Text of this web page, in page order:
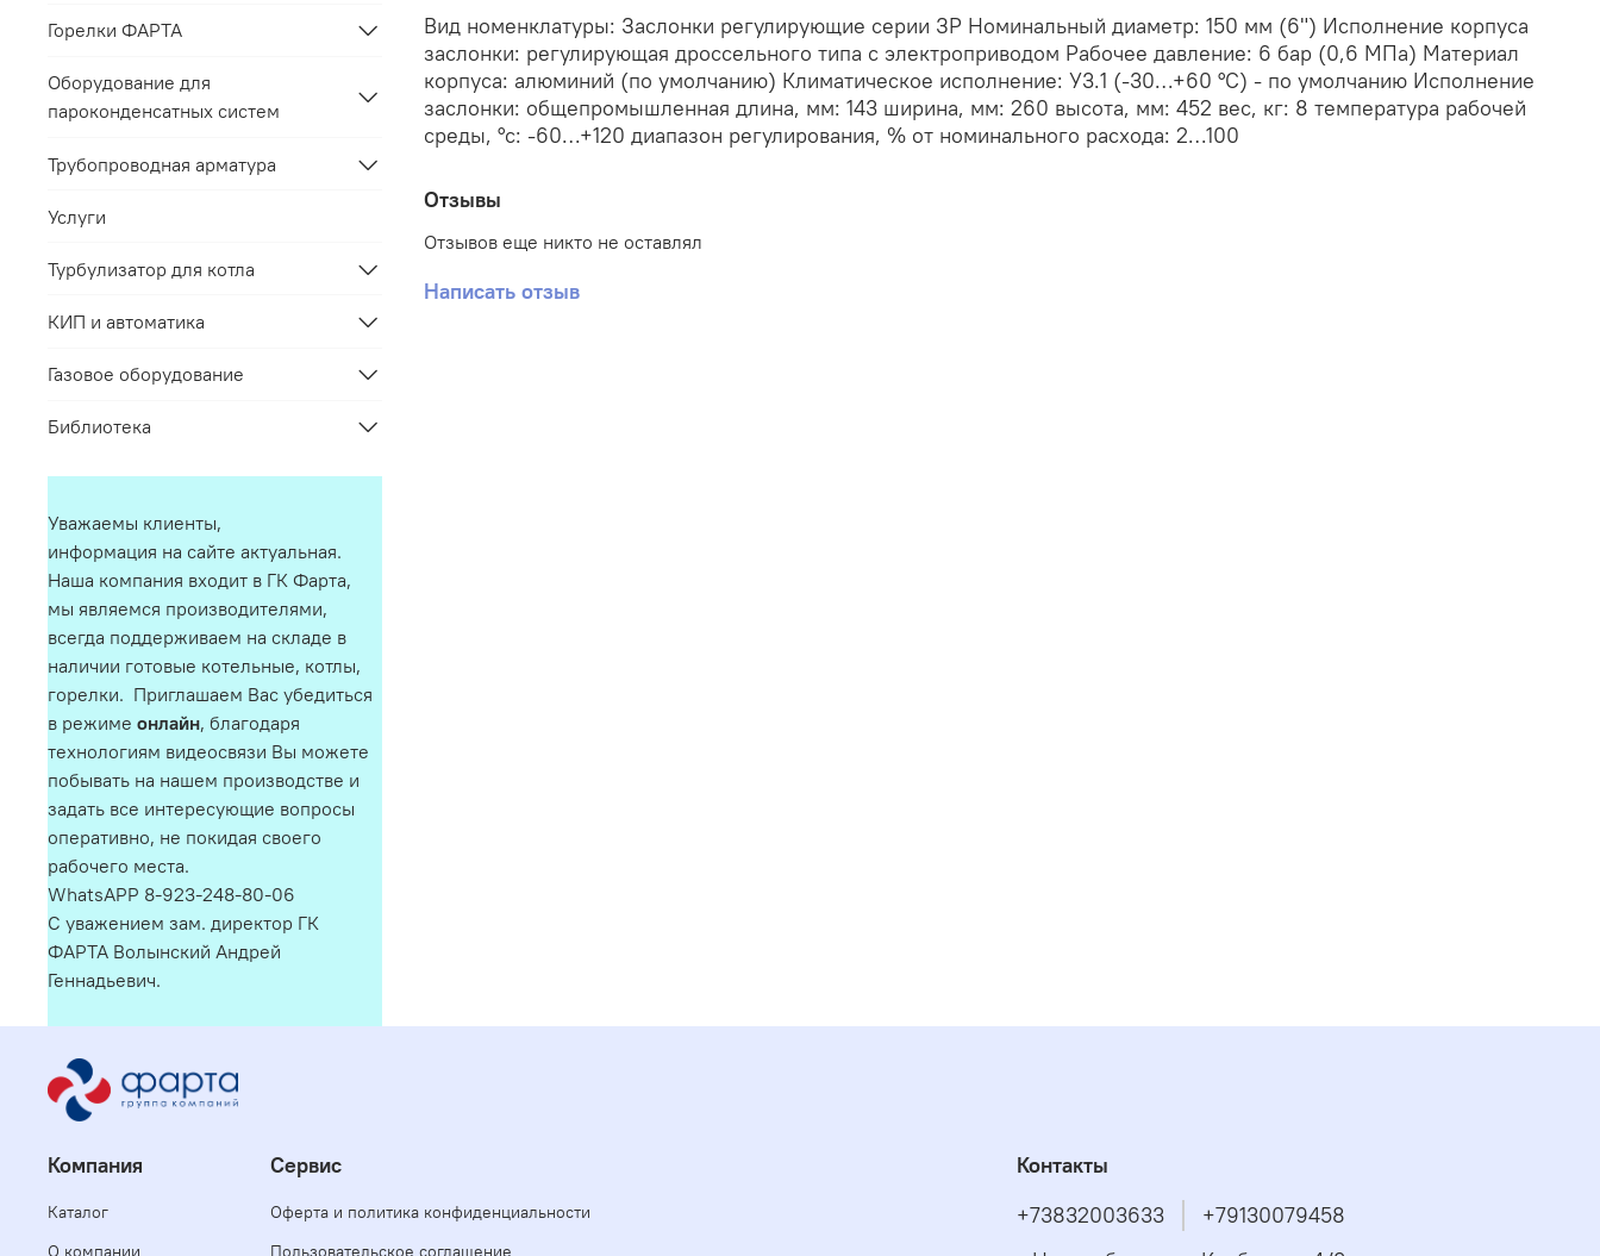
Вид номенклатуры: Заслонки регулирующие серии ЗР Номинальный диаметр: 150 мм (6") Исполнение корпуса
заслонки: регулирующая дроссельного типа с электроприводом Рабочее давление: 6 бар (0,6 МПа) Материал
корпуса: алюминий (по умолчанию) Климатическое исполнение: У3.1 (-30…+60 °С) - по умолчанию Исполнение
заслонки: общепромышленная длина, мм: 143 ширина, мм: 260 высота, мм: 452 вес, кг: 8 температура рабочей
среды, °с: -60…+120 диапазон регулирования, % от номинального расхода: 2…100
Отзывы
Отзывов еще никто не оставлял
Написать отзыв
Горелки ФАРТА
Оборудование для
пароконденсатных систем
Трубопроводная арматура
Услуги
Турбулизатор для котла
КИП и автоматика
Газовое оборудование
Библиотека
Уважаемы клиенты,
информация на сайте актуальная.
Наша компания входит в ГК Фарта,
мы являемся производителями,
всегда поддерживаем на складе в
наличии готовые котельные, котлы,
горелки. Приглашаем Вас убедиться
в режиме онлайн, благодаря
технологиям видеосвязи Вы можете
побывать на нашем производстве и
задать все интересующие вопросы
оперативно, не покидая своего
рабочего места.
WhatsAPP 8-923-248-80-06
С уважением зам. директор ГК
ФАРТА Волынский Андрей
Геннадьевич.
Компания
Каталог
О компании
Сервис
Оферта и политика конфиденциальности
Пользовательское соглашение
Контакты
+73832003633
+79130079458